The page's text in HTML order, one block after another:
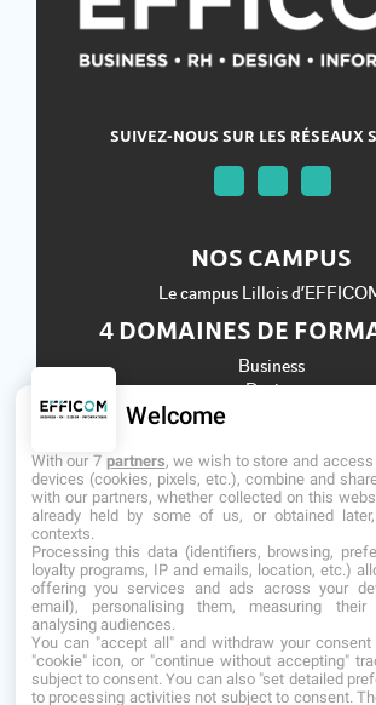
SUIVEZ-NOUS SUR LES RÉSEAUX
NOS CAMPUS
Le campus Lillois
4 DOMAINES DE
Business
Design
Informatique
Établissement d'Enseignement Supérieur
Dernière mise à jour : Mai
Welcome
With our 7 partners, we wish to store and
devices (cookies, pixels, etc.), combine and
with our partners, whether collected on this
already held by some of us, or obtained
contexts.
Processing this data (identifiers, browsing,
loyalty programs, IP and emails, location, etc.)
offering you services and ads across your
email), personalising them, measuring their
analysing audiences.
You can "accept all" and withdraw your
"cookie" icon, or "continue without accepting"
subject to consent. You can also "set detailed
to processing activities not subject to consent.